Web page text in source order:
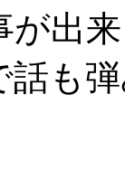
が出
話も